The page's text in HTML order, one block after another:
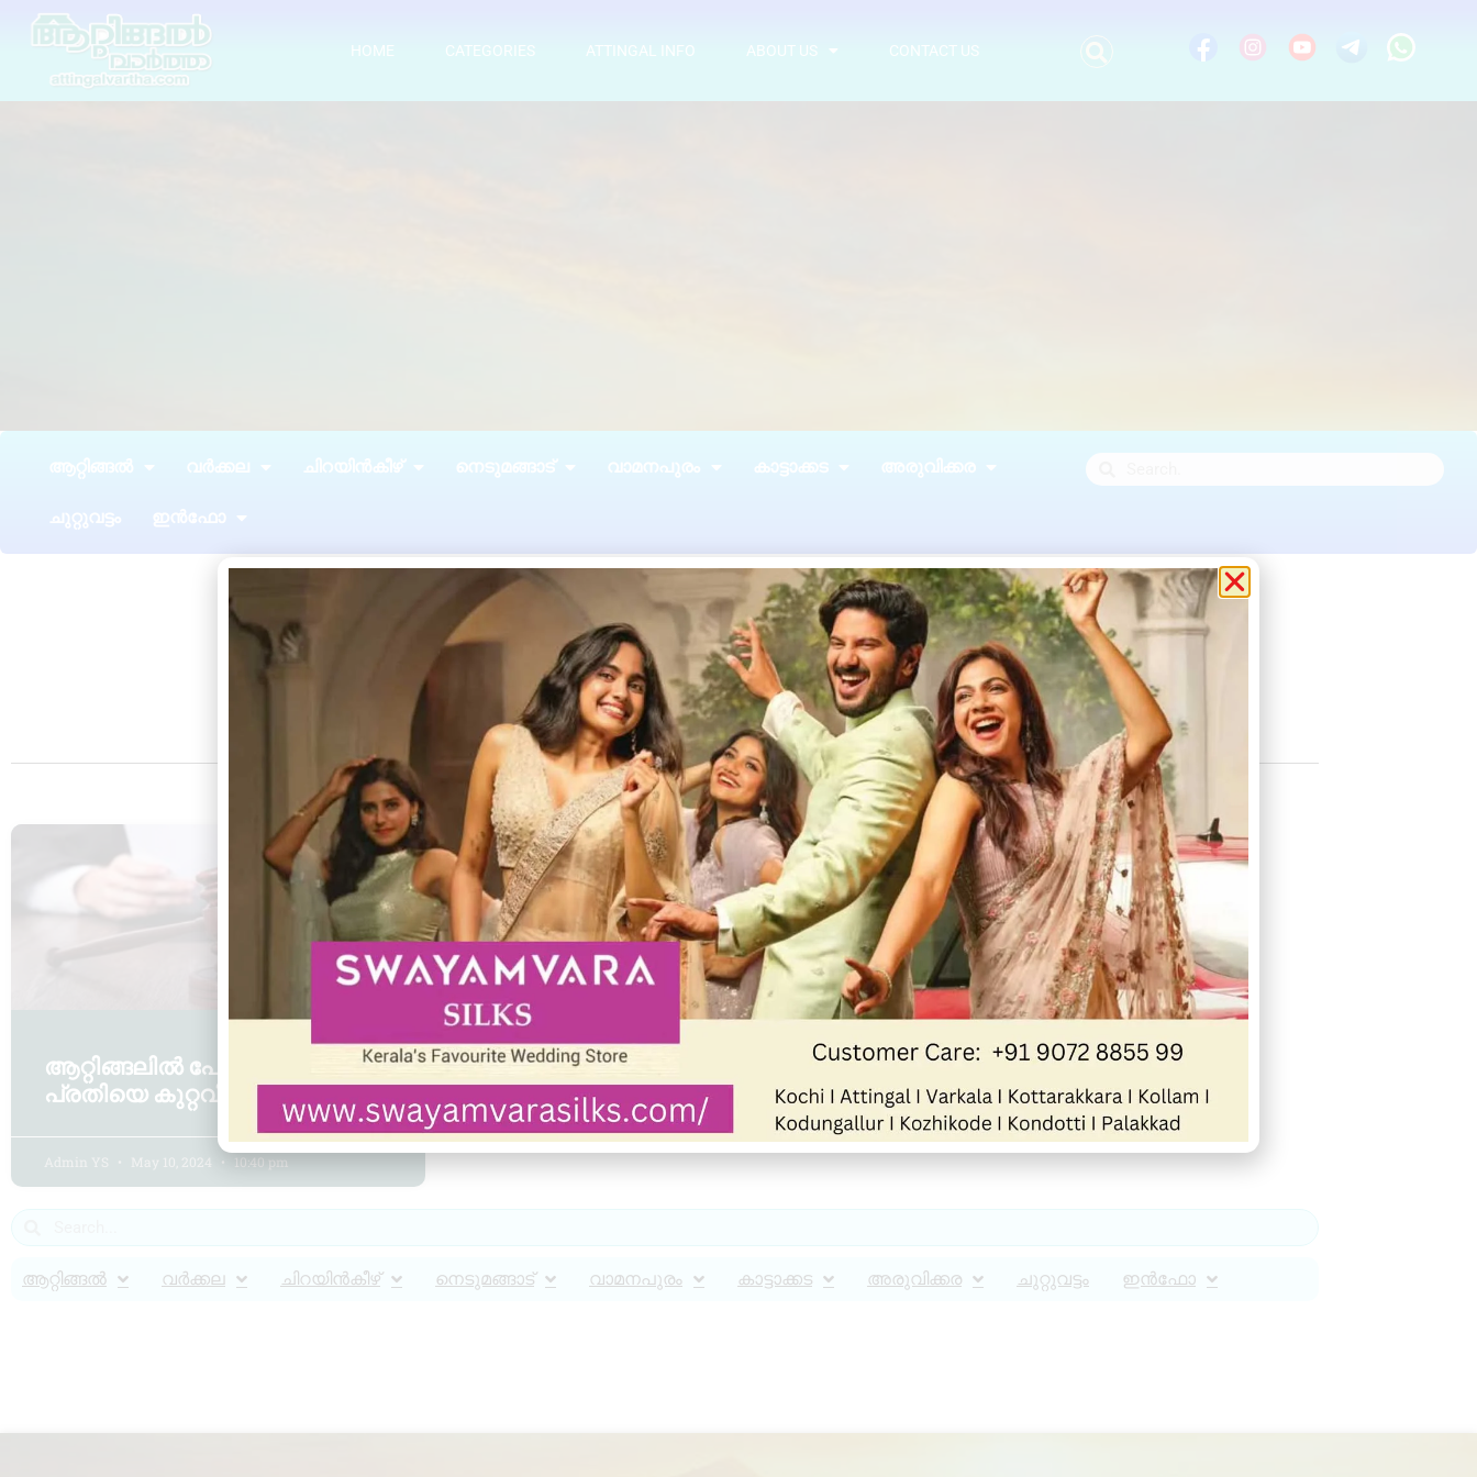
HOME CATEGORIES ATTINGAL INFO ABOUT US CONTACT US
ആറ്റിങ്ങൽ വർക്കല ചിറയിൻകീഴ് നെടുമങ്ങാട് വാമനപുരം കാട്ടാക്കട അരുവിക്കര
ചുറ്റുവട്ടം ഇൻഫോ
Tag: Accused
ആറ്റിങ്ങൽ
ആറ്റിങ്ങലിൽ പോക്സോ കേസ്
പ്രതിയെ കുറ്റവിമുക്തനാക്കി
Admin YS May 10, 2024 10:40 pm
ആറ്റിങ്ങൽ വർക്കല ചിറയിൻകീഴ് നെടുമങ്ങാട് വാമനപുരം കാട്ടാക്കട അരുവിക്കര ചുറ്റുവട്ടം ഇൻഫോ